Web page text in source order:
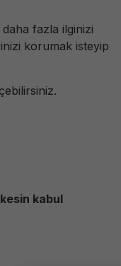
fazla ilginizi
korumak isteyip
kesin kabul